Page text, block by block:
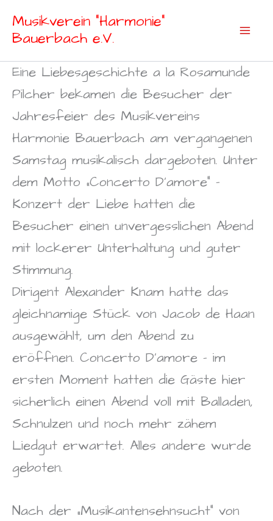
Inhalt
Musikverein "Harmonie"
Bauerbach e.V.
Eine Liebesgeschichte a la Rosamunde
Pilcher bekamen die Besucher der
Jahresfeier des Musikvereins
Harmonie Bauerbach am vergangenen
Samstag musikalisch dargeboten. Unter
dem Motto „Concerto D’amore“ –
Konzert der Liebe hatten die
Besucher einen unvergesslichen Abend
mit lockerer Unterhaltung und guter
Stimmung.
Dirigent Alexander Knam hatte das
gleichnamige Stück von Jacob de Haan
ausgewählt, um den Abend zu
eröffnen. Concerto D’amore – im
ersten Moment hatten die Gäste hier
sicherlich einen Abend voll mit Balladen,
Schnulzen und noch mehr zähem
Liedgut erwartet. Alles andere wurde
geboten.
Nach der „Musikantensehnsucht“ von